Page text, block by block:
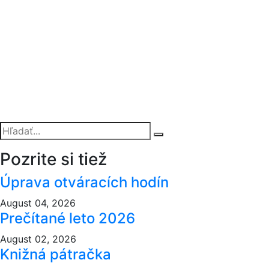
Pozrite si tiež
Úprava otváracích hodín
August 04, 2026
Prečítané leto 2026
August 02, 2026
Knižná pátračka